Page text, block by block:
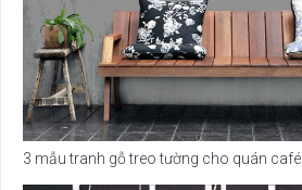
3 mẫu tranh gỗ treo tường cho quán café